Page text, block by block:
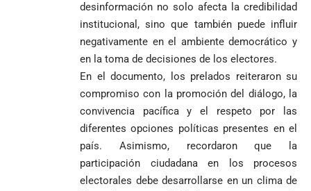
desinformación no solo afecta la credibilidad
institucional, sino que también puede influir
negativamente en el ambiente democrático y
en la toma de decisiones de los electores.
En el documento, los prelados reiteraron su
compromiso con la promoción del diálogo, la
convivencia pacífica y el respeto por las
diferentes opciones políticas presentes en el
país. Asimismo, recordaron que la
participación ciudadana en los procesos
electorales debe desarrollarse en un clima de
1